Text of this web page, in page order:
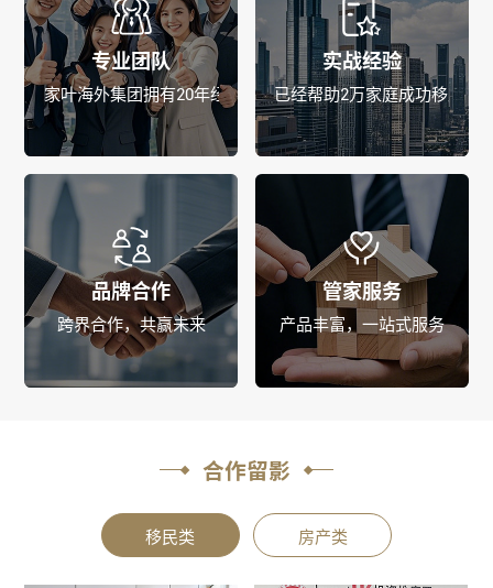
专业团队
家叶海外集团拥有20年经验，专业团队
实战经验
已经帮助2万家庭成功移居海
品牌合作
跨界合作，共赢未来
管家服务
产品丰富，一站式服务
合作留影
移民类 房产类